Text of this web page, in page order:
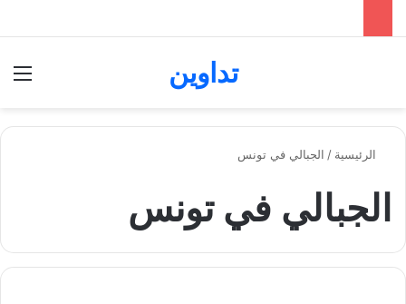
تداوين
الرئيسية / الجبالي في تونس
الجبالي في تونس